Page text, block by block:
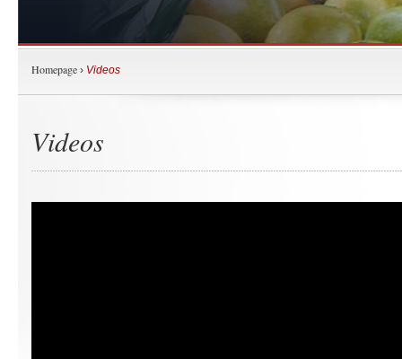
Homepage › Videos
Videos